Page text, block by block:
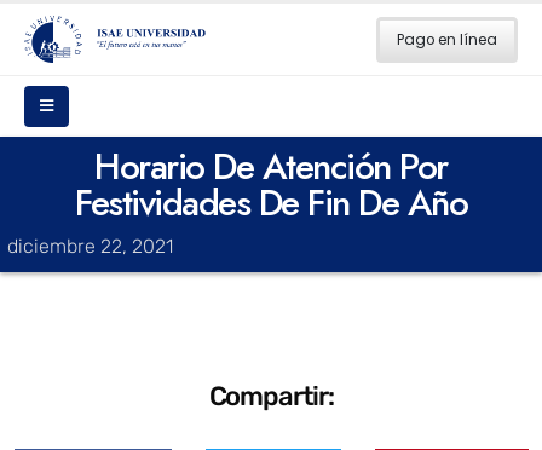
Pago en línea
Horario De Atención Por
Festividades De Fin De Año
diciembre 22, 2021
Compartir: